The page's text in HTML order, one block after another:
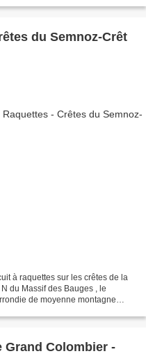
du Semnoz-Crêt
à raquettes sur les crêtes de la
du Massif des Bauges , le
de moyenne montagne
Grand Colombier -